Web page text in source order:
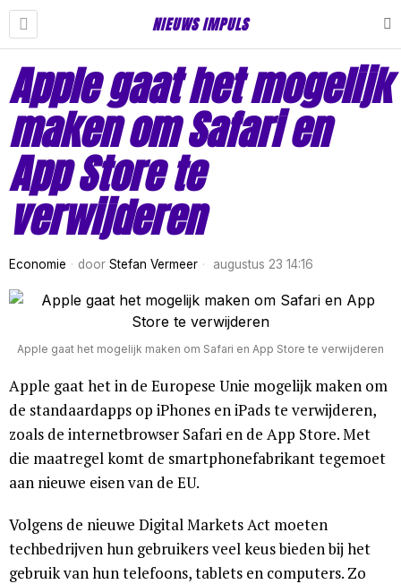
NIEUWS IMPULS
Apple gaat het mogelijk
maken om Safari en
App Store te
verwijderen
Economie door Stefan Vermeer augustus 23 14:16
Apple gaat het mogelijk maken om Safari en App Store te verwijderen
Apple gaat het in de Europese Unie mogelijk maken om
de standaardapps op iPhones en iPads te verwijderen,
zoals de internetbrowser Safari en de App Store. Met
die maatregel komt de smartphonefabrikant tegemoet
aan nieuwe eisen van de EU.
Volgens de nieuwe Digital Markets Act moeten
techbedrijven hun gebruikers veel keus bieden bij het
gebruik van hun telefoons, tablets en computers. Zo